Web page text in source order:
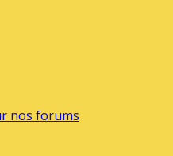
nos forums